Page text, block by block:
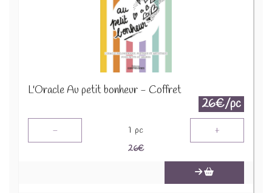
L'Oracle Au petit bonheur - Coffret
26€/pc
- 1 pc +
26€